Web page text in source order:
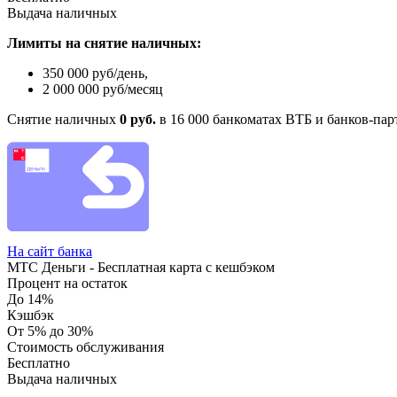
Выдача наличных
Лимиты на снятие наличных:
350 000 руб/день,
2 000 000 руб/месяц
Снятие наличных 0 руб. в 16 000 банкоматах ВТБ и банков-
На сайт банка
МТС Деньги - Бесплатная карта с кешбэком
Процент на остаток
До 14%
Кэшбэк
От 5% до 30%
Стоимость обслуживания
Бесплатно
Выдача наличных